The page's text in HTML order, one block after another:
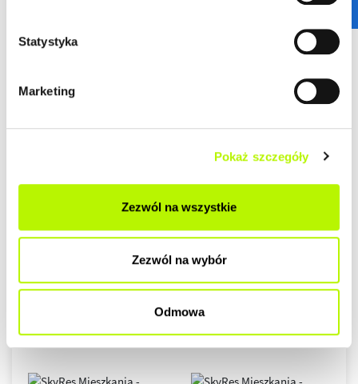
Statystyka
Marketing
Pokaż szczegóły
Zezwól na wszystkie
Zezwól na wybór
Odmowa